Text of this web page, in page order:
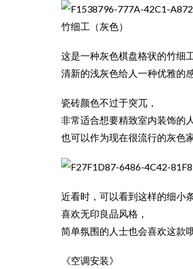
竹细工（灰色）
这是一种灰色棋盘格状的竹细
清新的浅灰色给人一种优雅的
瓷砖颜色不过于突兀，
非常适合想要精致室内装饰的
也可以作为现在很流行的灰色
近看时，可以看到这样的细小条
喜欢无印良品风格，
简单氛围的人士也会喜欢这款
《空调安装》